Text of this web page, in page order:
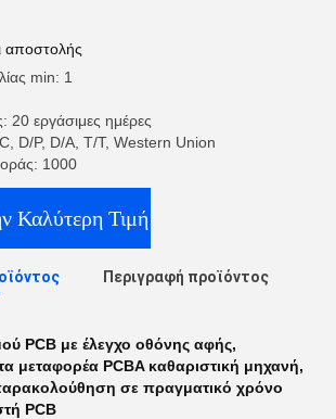
αποστολής
min: 1
εργάσιμες ημέρες
D/P, D/A, T/T, Western Union
1000
Καλύτερη Τιμή
Περιγραφή προϊόντος
PCB με έλεγχο οθόνης αφής,
μεταφορέα PCBA καθαριστική μηχανή,
σε πραγματικό χρόνο
PCB